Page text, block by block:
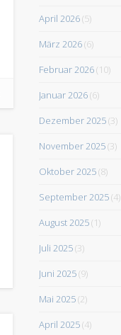
April 2026(5)
März 2026(6)
Februar 2026(10)
Januar 2026(6)
Dezember 2025(3)
November 2025(3)
Oktober 2025(8)
September 2025(4)
August 2025(1)
Juli 2025(3)
Juni 2025(9)
Mai 2025(2)
April 2025(4)